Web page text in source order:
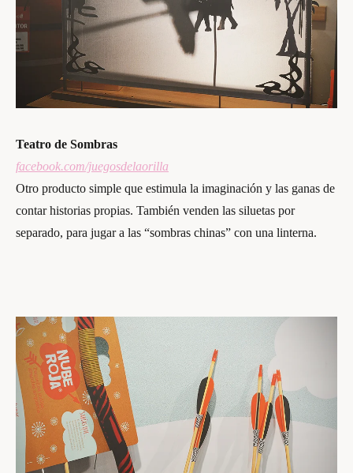
Teatro de Sombras
facebook.com/juegosdelaorilla
Otro producto simple que estimula la imaginación y las ganas de
contar historias propias. También venden las siluetas por
separado, para jugar a las “sombras chinas” con una linterna.